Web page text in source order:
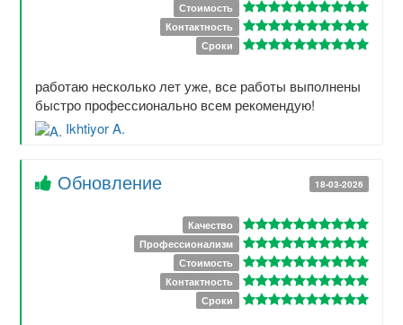
Стоимость
Контактность
Сроки
работаю несколько лет уже, все работы выполнены
быстро профессионально всем рекомендую!
Ikhtiyor A.
18-03-2026
Обновление
Качество
Профессионализм
Стоимость
Контактность
Сроки